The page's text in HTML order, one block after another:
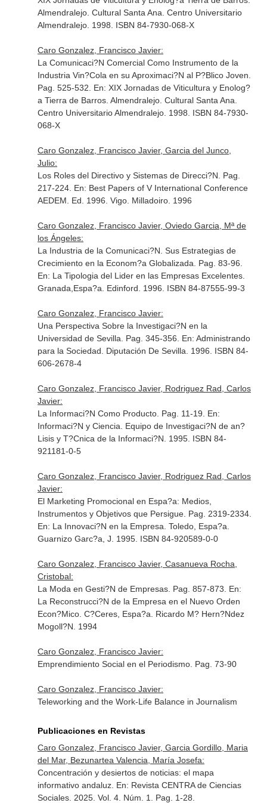
Almendralejo. Cultural Santa Ana. Centro Universitario
Almendralejo. 1998. ISBN 84-7930-068-X
Caro Gonzalez, Francisco Javier:
La Comunicaci?N Comercial Como Instrumento de la
Industria Vin?Cola en su Aproximaci?N al P?Blico Joven.
Pag. 525-532. En: XIX Jornadas de Viticultura y Enolog?
a Tierra de Barros. Almendralejo. Cultural Santa Ana.
Centro Universitario Almendralejo. 1998. ISBN 84-7930-
068-X
Caro Gonzalez, Francisco Javier, Garcia del Junco,
Julio:
Los Roles del Directivo y Sistemas de Direcci?N. Pag.
217-224. En: Best Papers of V International Conference
AEDEM . Ed. 1996. Vigo. Milladoiro. 1996
Caro Gonzalez, Francisco Javier, Oviedo Garcia, Mª de
los Ángeles:
La Industria de la Comunicaci?N. Sus Estrategias de
Crecimiento en la Econom?a Globalizada. Pag. 83-96.
En: La Tipologia del Lider en las Empresas Excelentes.
Granada,Espa?a. Edinford. 1996. ISBN 84-87555-99-3
Caro Gonzalez, Francisco Javier:
Una Perspectiva Sobre la Investigaci?N en la
Universidad de Sevilla. Pag. 345-356. En: Administrando
para la Sociedad . Diputación De Sevilla. 1996. ISBN 84-
606-2678-4
Caro Gonzalez, Francisco Javier, Rodriguez Rad, Carlos
Javier:
La Informaci?N Como Producto. Pag. 11-19. En:
Informaci?N y Ciencia . Equipo de Investigaci?N de an?
Lisis y T?Cnica de la Informaci?N. 1995. ISBN 84-
921181-0-5
Caro Gonzalez, Francisco Javier, Rodriguez Rad, Carlos
Javier:
El Marketing Promocional en Espa?a: Medios,
Instrumentos y Objetivos que Persigue. Pag. 2319-2334.
En: La Innovaci?N en la Empresa . Toledo, Espa?a.
Guarnizo Garc?a, J. 1995. ISBN 84-920589-0-0
Caro Gonzalez, Francisco Javier, Casanueva Rocha,
Cristobal:
La Moda en Gesti?N de Empresas. Pag. 857-873. En:
La Reconstrucci?N de la Empresa en el Nuevo Orden
Econ?Mico. C?Ceres, Espa?a. Ricardo M? Hern?Ndez
Mogoll?N. 1994
Caro Gonzalez, Francisco Javier:
Emprendimiento Social en el Periodismo. Pag. 73-90
Caro Gonzalez, Francisco Javier:
Teleworking and the Work-Life Balance in Journalism
Publicaciones en Revistas
Caro Gonzalez, Francisco Javier, Garcia Gordillo, Maria
del Mar, Bezunartea Valencia, María Josefa:
Concentración y desiertos de noticias: el mapa
informativo andaluz. En: Revista CENTRA de Ciencias
Sociales. 2025. Vol. 4. Núm. 1. Pag. 1-28.